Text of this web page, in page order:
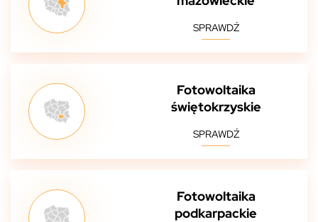
SPRAWDŹ
Fotowoltaika
świętokrzyskie
SPRAWDŹ
Fotowoltaika
podkarpackie